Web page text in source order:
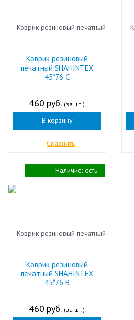
Коврик резиновый
печатный SHAHINTEX
45*76 С
460 руб. (за шт.)
В корзину
Сравнить
Коврик резиновый
печатный SHAHINTEX
45*76 В
460 руб. (за шт.)
Наличие: есть